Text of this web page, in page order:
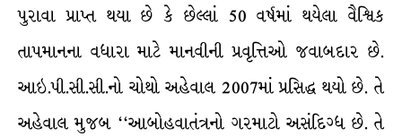
પુરાવા પ્રાપ્ત થયા છે કે છેલ્લાં 50 વર્ષમાં થયેલા વૈશ્વિક
તાપમાનના વધારા માટે માનવીની પ્રવૃત્તિઓ જવાબદાર છે.
આઇ.પી.સી.સી.નો ચોથો અહેવાલ 2007માં પ્રસિદ્ધ થયો છે. તે
અહેવાલ મુજબ ‘‘આબોહવાતંત્રનો ગરમાટો અસંદિગ્ધ છે. તે